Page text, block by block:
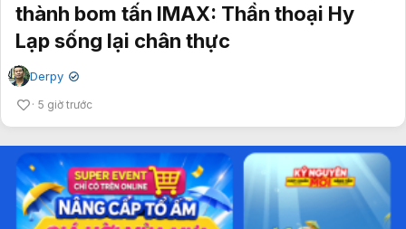
thành bom tấn IMAX: Thần thoại Hy
Lạp sống lại chân thực
Derpy ✔
5 giờ trước